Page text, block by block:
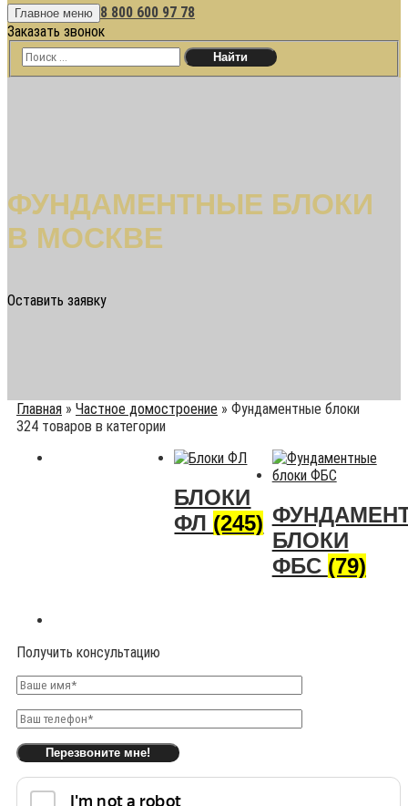
Главное меню 8 800 600 97 78
Заказать звонок
ФУНДАМЕНТНЫЕ БЛОКИ
В МОСКВЕ
Оставить заявку
Главная » Частное домостроение » Фундаментные блоки
324 товаров в категории
БЛОКИ
ФЛ (245)
БЛОКИ
ФБС (79)
Получить консультацию